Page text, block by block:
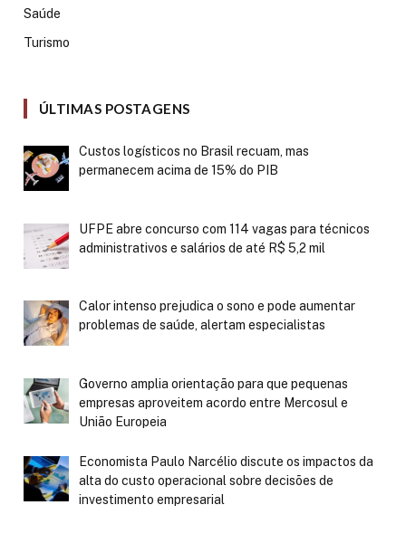
Saúde
Turismo
ÚLTIMAS POSTAGENS
Custos logísticos no Brasil recuam, mas
permanecem acima de 15% do PIB
UFPE abre concurso com 114 vagas para técnicos
administrativos e salários de até R$ 5,2 mil
Calor intenso prejudica o sono e pode aumentar
problemas de saúde, alertam especialistas
Governo amplia orientação para que pequenas
empresas aproveitem acordo entre Mercosul e
União Europeia
Economista Paulo Narcélio discute os impactos da
alta do custo operacional sobre decisões de
investimento empresarial